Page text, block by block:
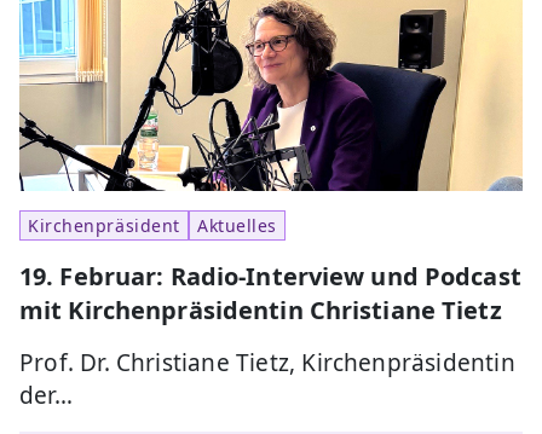
Kirchenpräsident Aktuelles
19. Februar: Radio-Interview und Podcast
mit Kirchenpräsidentin Christiane Tietz
Prof. Dr. Christiane Tietz, Kirchenpräsidentin
der…